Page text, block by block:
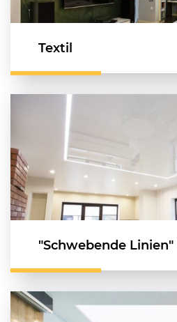
Textil
"Schwebende Linien"